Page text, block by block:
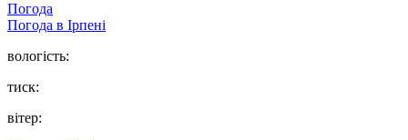
Погода
Погода в Ірпені
вологість:
тиск:
вітер: